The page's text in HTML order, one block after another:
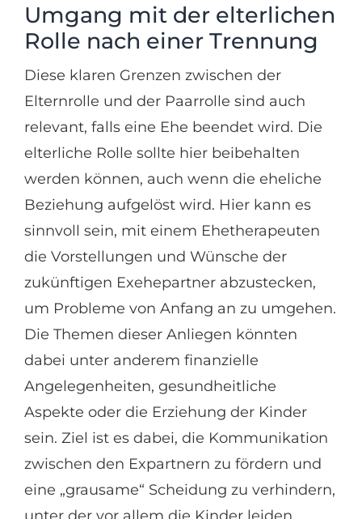
Umgang mit der elterlichen
Rolle nach einer Trennung
Diese klaren Grenzen zwischen der
Elternrolle und der Paarrolle sind auch
relevant, falls eine Ehe beendet wird. Die
elterliche Rolle sollte hier beibehalten
werden können, auch wenn die eheliche
Beziehung aufgelöst wird. Hier kann es
sinnvoll sein, mit einem Ehetherapeuten
die Vorstellungen und Wünsche der
zukünftigen Exehepartner abzustecken,
um Probleme von Anfang an zu umgehen.
Die Themen dieser Anliegen könnten
dabei unter anderem finanzielle
Angelegenheiten, gesundheitliche
Aspekte oder die Erziehung der Kinder
sein. Ziel ist es dabei, die Kommunikation
zwischen den Expartnern zu fördern und
eine „grausame“ Scheidung zu verhindern,